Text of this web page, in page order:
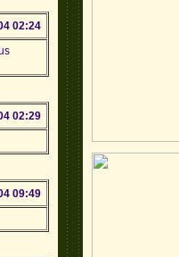
02:24
02:29
09:49